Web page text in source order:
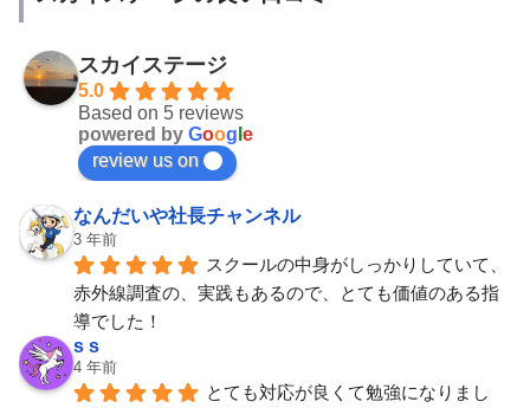
スカイステージ
5.0
Based on 5 reviews
powered by Goog e
review us on
なんだいや社長チャンネル
3 年前
スクールの中身がしっかりしていて、
赤外線調査の、実践もあるので、とても価値のある指
導でした！
s s
4 年前
とても対応が良くて勉強になりまし